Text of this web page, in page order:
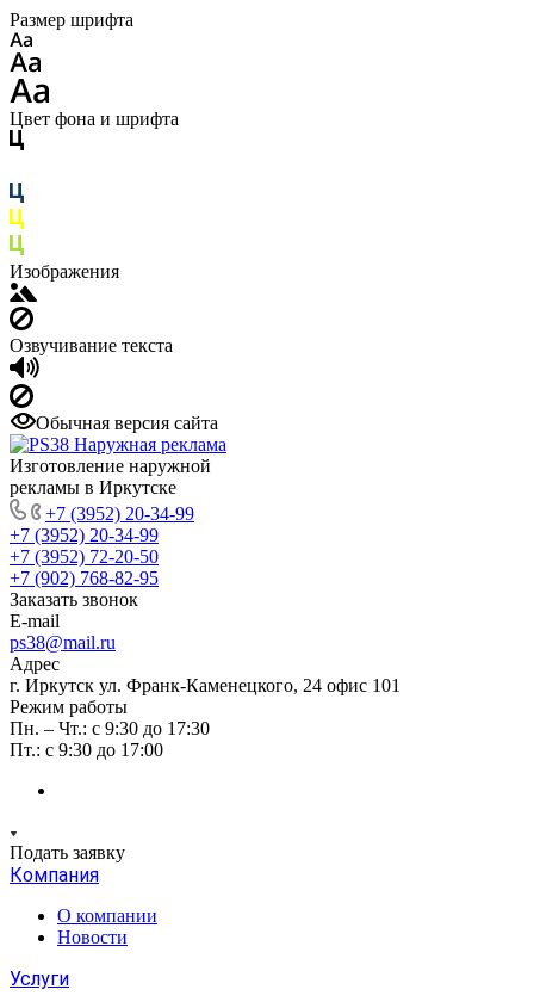
Размер шрифта
Цвет фона и шрифта
Изображения
Озвучивание текста
Обычная версия сайта
Изготовление наружной
рекламы в Иркутске
+7 (3952) 20-34-99
+7 (3952) 20-34-99
+7 (3952) 72-20-50
+7 (902) 768-82-95
Заказать звонок
E-mail
ps38@mail.ru
Адрес
г. Иркутск ул. Франк-Каменецкого, 24 офис 101
Режим работы
Пн. – Чт.: с 9:30 до 17:30
Пт.: с 9:30 до 17:00
Подать заявку
Компания
О компании
Новости
Услуги